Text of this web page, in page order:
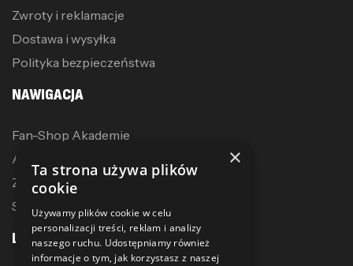
Zwroty i reklamacje
Dostawa i wysyłka
Polityka bezpieczeństwa
NAWIGACJA
Fan-Shop Akademie
Akcesoria treningowe
Zostań dystrybutorem
Sublimacja
LINKI
×
Ta strona używa plików
cookie
Używamy plików cookie w celu
personalizacji treści, reklam i analizy
naszego ruchu. Udostępniamy również
informacje o tym, jak korzystasz z naszej